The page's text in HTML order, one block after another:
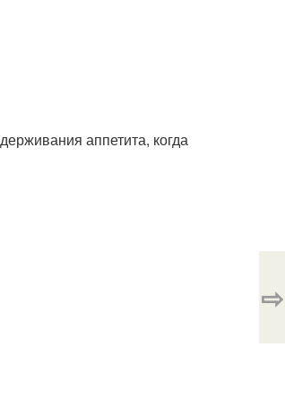
аппетита, когда
⇨